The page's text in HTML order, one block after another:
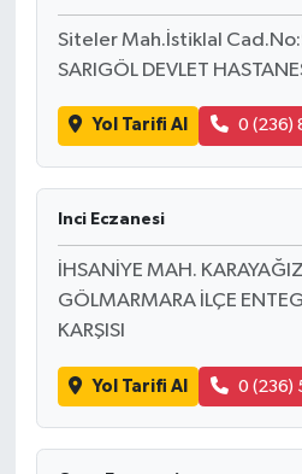
Siteler Mah.İstiklal
SARIGÖL DEVLET
Yol Tarifi Al 0 (236)
Inci Eczanesi
İHSANİYE MAH.
GÖLMARMARA İLÇE
KARŞISI
Yol Tarifi Al 0 (236)